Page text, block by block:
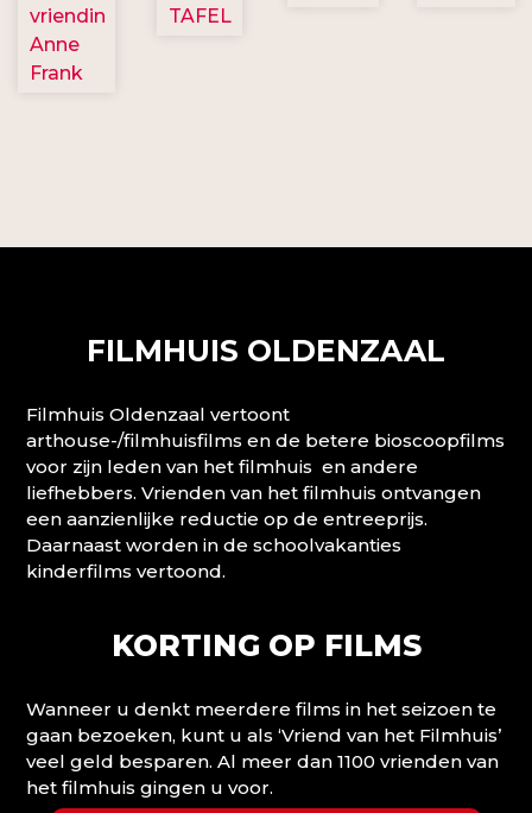
vriendin
Anne
Frank
TAFEL
FILMHUIS OLDENZAAL
Filmhuis Oldenzaal vertoont
arthouse-/filmhuisfilms en de betere bioscoopfilms
voor zijn leden van het filmhuis en andere
liefhebbers. Vrienden van het filmhuis ontvangen
een aanzienlijke reductie op de entreeprijs.
Daarnaast worden in de schoolvakanties
kinderfilms vertoond.
KORTING OP FILMS
Wanneer u denkt meerdere films in het seizoen te
gaan bezoeken, kunt u als ‘Vriend van het Filmhuis’
veel geld besparen. Al meer dan 1100 vrienden van
het filmhuis gingen u voor.